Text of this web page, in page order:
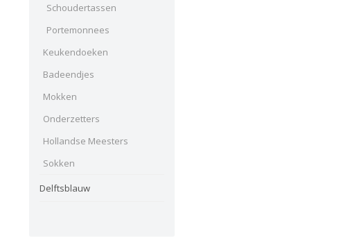
Schoudertassen
Portemonnees
Keukendoeken
Badeendjes
Mokken
Onderzetters
Hollandse Meesters
Sokken
Delftsblauw